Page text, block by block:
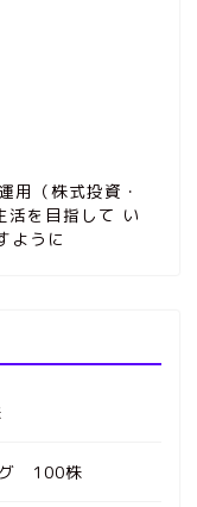
用（株式投資・
活を目指して い
ように
グ 100株